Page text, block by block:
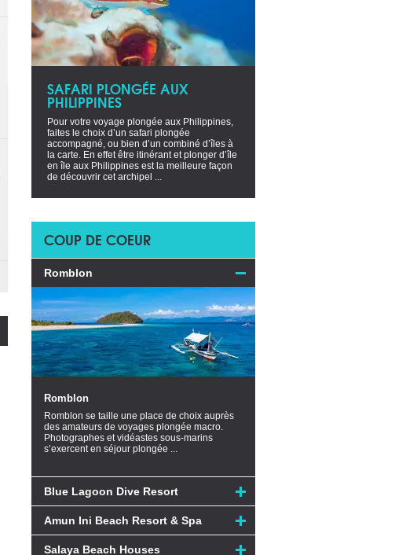
SAFARI PLONGÉE AUX
PHILIPPINES
Pour votre voyage plongée aux Philippines,
faites le choix d’un safari plongée
accompagné, ou bien d’un combiné d’îles à
la carte. En effet être itinérant et plonger d’île
en île aux Philippines est la meilleure façon
de découvrir cet archipel ...
COUP DE COEUR
Romblon
Romblon
Romblon se taille une place de choix auprès
des amateurs de voyages plongée macro.
Photographes et vidéastes sous-marins
s’exercent en séjour plongée ...
Blue Lagoon Dive Resort
Amun Ini Beach Resort & Spa
Salaya Beach Houses